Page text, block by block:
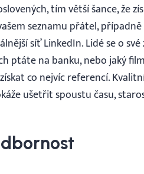
tím větší šance, že
seznamu přátel,
síť LinkedIn. Lidé se o
ptáte na banku, nebo jaký
co nejvíc referencí.
ušetřit spoustu času,